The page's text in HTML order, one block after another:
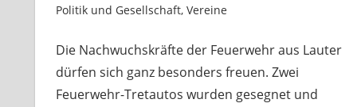
Politik und Gesellschaft, Vereine
Die Nachwuchskräfte der Feuerwehr aus Lauter
dürfen sich ganz besonders freuen. Zwei
Feuerwehr-Tretautos wurden gesegnet und